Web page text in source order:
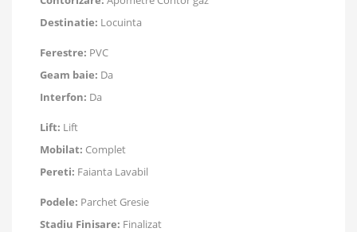
Destinatie: Locuinta
Ferestre: PVC
Geam baie: Da
Interfon: Da
Lift: Lift
Mobilat: Complet
Pereti: Faianta Lavabil
Podele: Parchet Gresie
Stadiu Finisare: Finalizat